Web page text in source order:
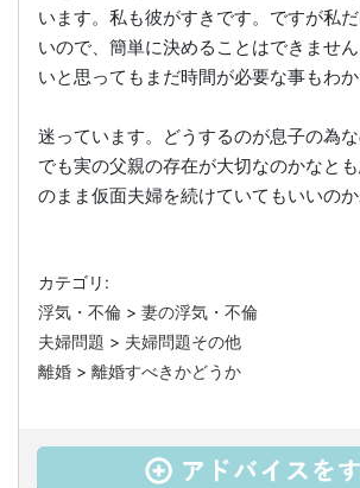
います。私も彼がすきです。ですが私
いので、簡単に決めることはできませ
いと思ってもまだ時間が必要な事もわか
迷っています。どうするのが息子の為
でも実の父親の存在が大切なのかなと
のまま仮面夫婦を続けていてもいいのか
カテゴリ:
浮気・不倫 > 妻の浮気・不倫
夫婦問題 > 夫婦問題その他
離婚 > 離婚すべきかどうか